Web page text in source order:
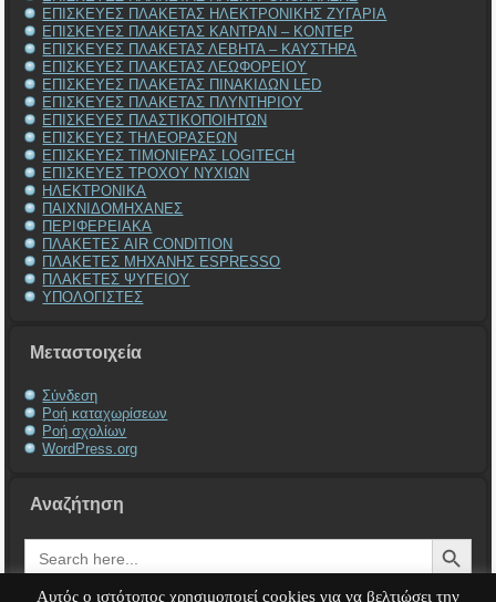
ΕΠΙΣΚΕΥΕΣ ΠΛΑΚΕΤΑΣ ΗΛΕΚΤΡΟΝΙΚΗΣ ΖΥΓΑΡΙΑ
ΕΠΙΣΚΕΥΕΣ ΠΛΑΚΕΤΑΣ ΚΑΝΤΡΑΝ – ΚΟΝΤΕΡ
ΕΠΙΣΚΕΥΕΣ ΠΛΑΚΕΤΑΣ ΛΕΒΗΤΑ – ΚΑΥΣΤΗΡΑ
ΕΠΙΣΚΕΥΕΣ ΠΛΑΚΕΤΑΣ ΛΕΩΦΟΡΕΙΟΥ
ΕΠΙΣΚΕΥΕΣ ΠΛΑΚΕΤΑΣ ΠΙΝΑΚΙΔΩΝ LED
ΕΠΙΣΚΕΥΕΣ ΠΛΑΚΕΤΑΣ ΠΛΥΝΤΗΡΙΟΥ
ΕΠΙΣΚΕΥΕΣ ΠΛΑΣΤΙΚΟΠΟΙΗΤΩΝ
ΕΠΙΣΚΕΥΕΣ ΤΗΛΕΟΡΑΣΕΩΝ
ΕΠΙΣΚΕΥΕΣ ΤΙΜΟΝΙΕΡΑΣ LOGITECH
ΕΠΙΣΚΕΥΕΣ ΤΡΟΧΟΥ ΝΥΧΙΩΝ
ΗΛΕΚΤΡΟΝΙΚΑ
ΠΑΙΧΝΙΔΟΜΗΧΑΝΕΣ
ΠΕΡΙΦΕΡΕΙΑΚΑ
ΠΛΑΚΕΤΕΣ AIR CONDITION
ΠΛΑΚΕΤΕΣ ΜΗΧΑΝΗΣ ESPRESSO
ΠΛΑΚΕΤΕΣ ΨΥΓΕΙΟΥ
ΥΠΟΛΟΓΙΣΤΕΣ
Μεταστοιχεία
Σύνδεση
Ροή καταχωρίσεων
Ροή σχολίων
WordPress.org
Αναζήτηση
Search
for:
Search Button
Αυτός ο ιστότοπος χρησιμοποιεί cookies για να βελτιώσει την